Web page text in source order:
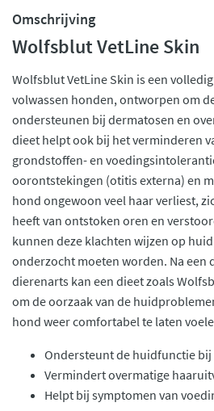
Omschrijving
Wolfsblut VetLine Skin
Wolfsblut VetLine Skin is een
volwassen honden, ontworpen om
ondersteunen bij dermatosen en
dieet helpt ook bij het verminderen
grondstoffen- en
oorontstekingen (otitis externa) en
hond ongewoon veel haar verliest,
heeft van ontstoken oren en
kunnen deze klachten wijzen op
onderzocht moeten worden. Na een
dierenarts kan een dieet zoals
om de oorzaak van de
hond weer comfortabel te laten
Ondersteunt de huidfunctie
Vermindert overmatige
Helpt bij symptomen van